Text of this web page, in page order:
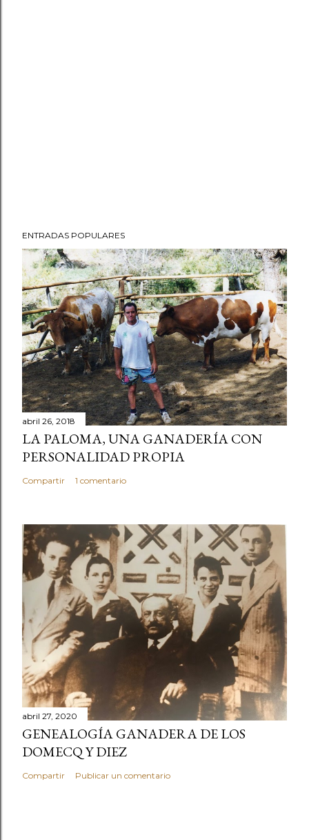
ENTRADAS POPULARES
abril 26, 2018
LA PALOMA, UNA GANADERÍA CON
PERSONALIDAD PROPIA
Compartir 1 comentario
abril 27, 2020
GENEALOGÍA GANADERA DE LOS
DOMECQ Y DIEZ
Compartir Publicar un comentario